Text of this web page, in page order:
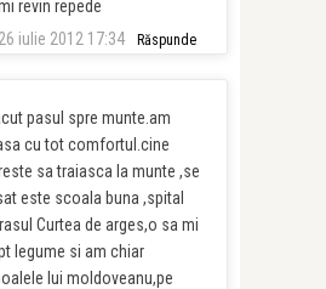
revin repede
26 iulie 2012 17:34 Răspunde
pasul spre munte.am
cu tot comfortul.cine
sa traiasca la munte ,se
este scoala buna ,spital
Curtea de arges,o sa mi
legume si am chiar
lui moldoveanu,pe